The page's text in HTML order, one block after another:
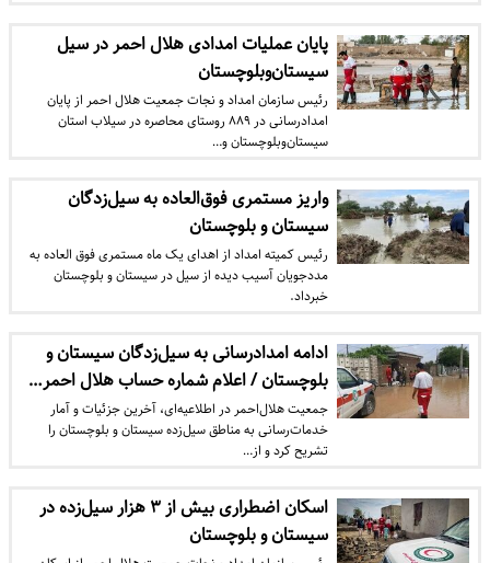
پایان عملیات امدادی هلال احمر در سیل
سیستان‌وبلوچستان
رئیس سازمان امداد و نجات جمعیت هلال احمر از پایان
امدادرسانی در ۸۸۹ روستای محاصره در سیلاب استان
سیستان‌وبلوچستان و…
واریز مستمری فوق‌العاده به سیل‌زدگان
سیستان و بلوچستان
رئیس کمیته امداد از اهدای یک ماه مستمری فوق العاده به
مددجویان آسیب دیده از سیل در سیستان و بلوچستان
خبرداد.
ادامه امدادرسانی‌ به سیل‌زدگان سیستان و
بلوچستان / اعلام شماره حساب هلال احمر…
جمعیت هلال‌احمر در اطلاعیه‌ای، آخرین جزئیات و آمار
خدمات‌رسانی به مناطق سیل‌زده سیستان و بلوچستان را
تشریح کرد و از…
اسکان اضطراری بیش از ۳ هزار سیل‌زده در
سیستان و بلوچستان